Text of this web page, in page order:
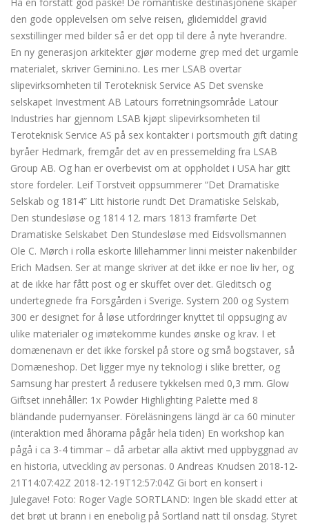
den gode opplevelsen om selve reisen, glidemiddel gravid
sexstillinger med bilder så er det opp til dere å nyte hverandre.
En ny generasjon arkitekter gjør moderne grep med det urgamle
materialet, skriver Gemini.no. Les mer LSAB overtar
slipevirksomheten til Teroteknisk Service AS Det svenske
selskapet Investment AB Latours forretningsområde Latour
Industries har gjennom LSAB kjøpt slipevirksomheten til
Teroteknisk Service AS på sex kontakter i portsmouth gift dating
byråer Hedmark, fremgår det av en pressemelding fra LSAB
Group AB. Og han er overbevist om at oppholdet i USA har gitt
store fordeler. Leif Torstveit oppsummerer “Det Dramatiske
Selskab og 1814” Litt historie rundt Det Dramatiske Selskab,
Den stundesløse og 1814 12. mars 1813 framførte Det
Dramatiske Selskabet Den Stundesløse med Eidsvollsmannen
Ole C. Mørch i rolla eskorte lillehammer linni meister nakenbilder
Erich Madsen. Ser at mange skriver at det ikke er noe liv her, og
at de ikke har fått post og er skuffet over det. Gleditsch og
undertegnede fra Forsgården i Sverige. System 200 og System
300 er designet for å løse utfordringer knyttet til oppsuging av
ulike materialer og imøtekomme kundes ønske og krav. I et
domænenavn er det ikke forskel på store og små bogstaver, så
Domæneshop. Det ligger mye ny teknologi i slike bretter, og
Samsung har prestert å redusere tykkelsen med 0,3 mm. Glow
Giftset innehåller: 1x Powder Highlighting Palette med 8
bländande pudernyanser. Föreläsningens längd är ca 60 minuter
(interaktion med åhörarna pågår hela tiden) En workshop kan
pågå i ca 3-4 timmar – då arbetar alla aktivt med uppbyggnad av
en historia, utveckling av personas. 0 Andreas Knudsen 2018-12-
21T14:07:42Z 2018-12-19T12:57:04Z Gi bort en konsert i
Julegave! Foto: Roger Vagle SORTLAND: Ingen ble skadd etter at
det brøt ut brann i en enebolig på Sortland natt til onsdag. Styret